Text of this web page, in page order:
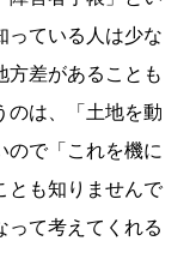
っている人は少な
方差があることも
のは、「土地を動
ので「これを機に
とも知りませんで
って考えてくれる